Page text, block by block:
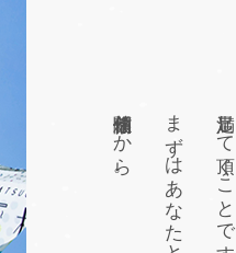
満足して頂くことです。
信頼関係作りから。